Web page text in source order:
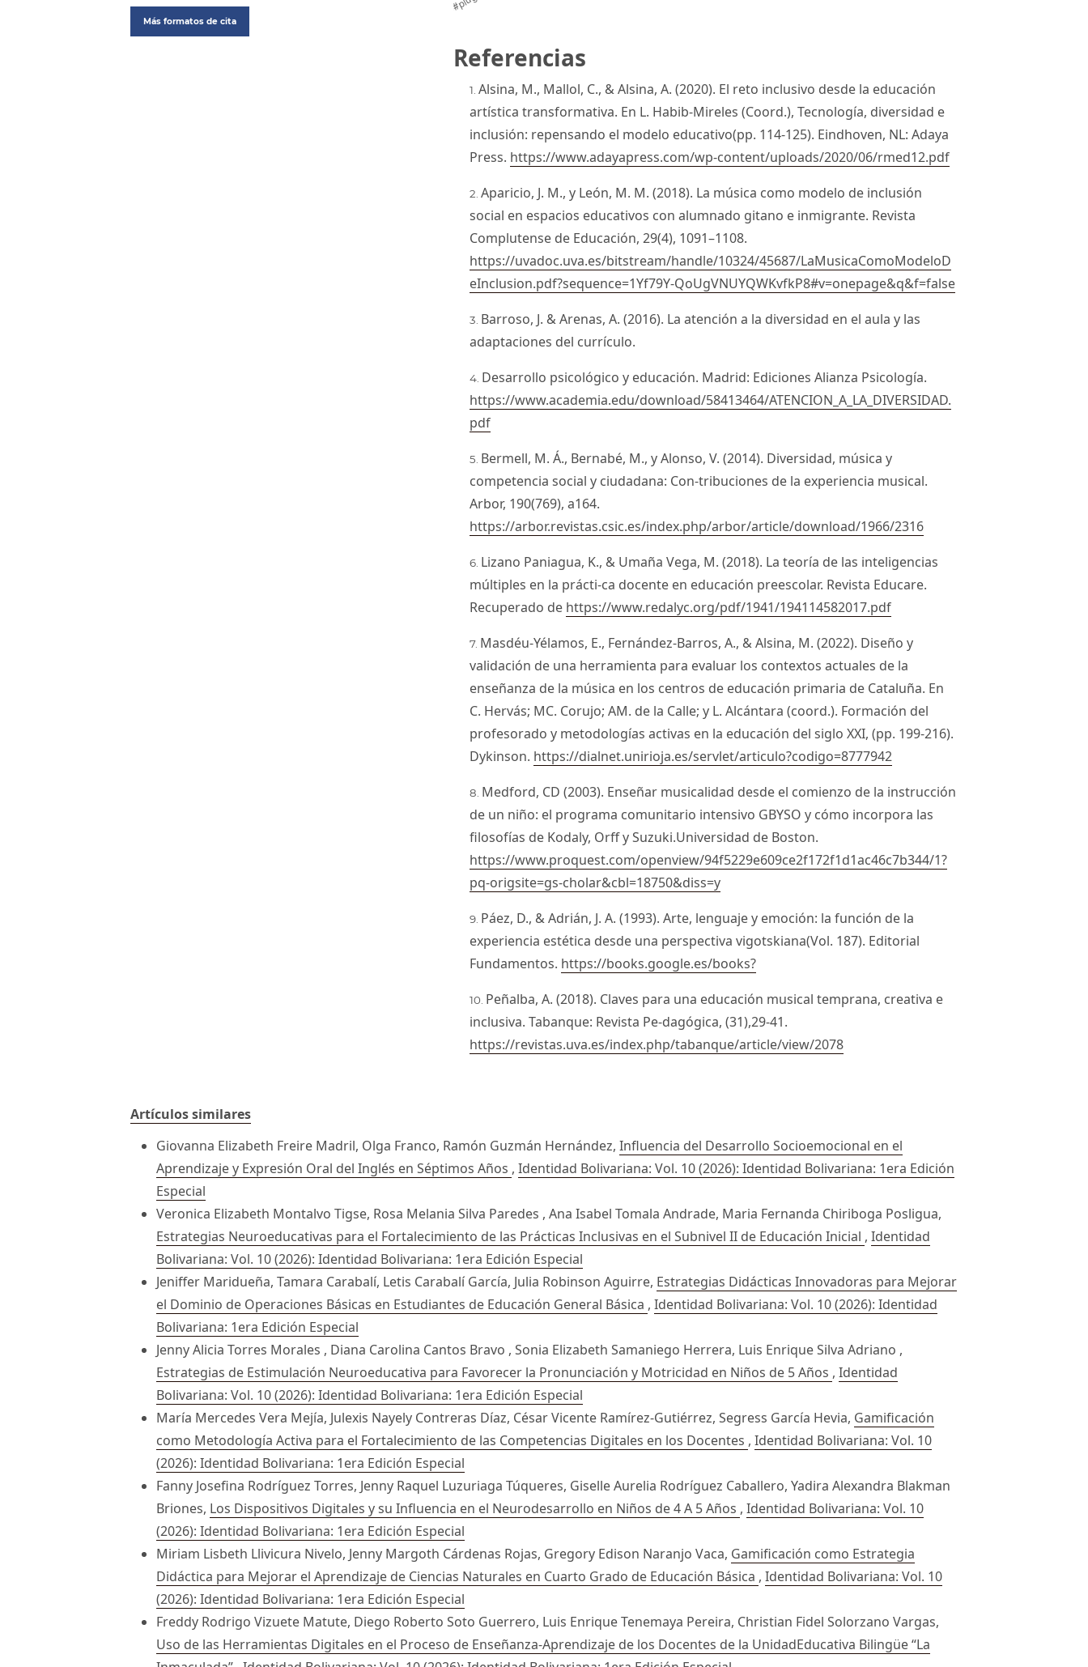
Más formatos de cita
Referencias
Alsina, M., Mallol, C., & Alsina, A. (2020). El reto inclusivo desde la educación
artística transformativa. En L. Habib-Mireles (Coord.), Tecnología, diversidad e
inclusión: repensando el modelo educativo(pp. 114-125). Eindhoven, NL: Adaya
Press. https://www.adayapress.com/wp-content/uploads/2020/06/rmed12.pdf
Aparicio, J. M., y León, M. M. (2018). La música como modelo de inclusión
social en espacios educativos con alumnado gitano e inmigrante. Revista
Complutense de Educación, 29(4), 1091–1108.
https://uvadoc.uva.es/bitstream/handle/10324/45687/LaMusicaComoModeloD
eInclusion.pdf?sequence=1Yf79Y-QoUgVNUYQWKvfkP8#v=onepage&q&f=false
Barroso, J. & Arenas, A. (2016). La atención a la diversidad en el aula y las
adaptaciones del currículo.
Desarrollo psicológico y educación. Madrid: Ediciones Alianza Psicología.
https://www.academia.edu/download/58413464/ATENCION_A_LA_DIVERSIDAD.
pdf
Bermell, M. Á., Bernabé, M., y Alonso, V. (2014). Diversidad, música y
competencia social y ciudadana: Con-tribuciones de la experiencia musical.
Arbor, 190(769), a164.
https://arbor.revistas.csic.es/index.php/arbor/article/download/1966/2316
Lizano Paniagua, K., & Umaña Vega, M. (2018). La teoría de las inteligencias
múltiples en la prácti-ca docente en educación preescolar. Revista Educare.
Recuperado de https://www.redalyc.org/pdf/1941/194114582017.pdf
Masdéu-Yélamos, E., Fernández-Barros, A., & Alsina, M. (2022). Diseño y
validación de una herramienta para evaluar los contextos actuales de la
enseñanza de la música en los centros de educación primaria de Cataluña. En
C. Hervás; MC. Corujo; AM. de la Calle; y L. Alcántara (coord.). Formación del
profesorado y metodologías activas en la educación del siglo XXI, (pp. 199-216).
Dykinson. https://dialnet.unirioja.es/servlet/articulo?codigo=8777942
Medford, CD (2003). Enseñar musicalidad desde el comienzo de la instrucción
de un niño: el programa comunitario intensivo GBYSO y cómo incorpora las
filosofías de Kodaly, Orff y Suzuki.Universidad de Boston.
https://www.proquest.com/openview/94f5229e609ce2f172f1d1ac46c7b344/1?
pq-origsite=gs-cholar&cbl=18750&diss=y
Páez, D., & Adrián, J. A. (1993). Arte, lenguaje y emoción: la función de la
experiencia estética desde una perspectiva vigotskiana(Vol. 187). Editorial
Fundamentos. https://books.google.es/books?
Peñalba, A. (2018). Claves para una educación musical temprana, creativa e
inclusiva. Tabanque: Revista Pe-dagógica, (31),29-41.
https://revistas.uva.es/index.php/tabanque/article/view/2078
Artículos similares
Giovanna Elizabeth Freire Madril, Olga Franco, Ramón Guzmán Hernández,Influencia del Desarrollo Socioemocional en el
Aprendizaje y Expresión Oral del Inglés en Séptimos Años ,Identidad Bolivariana: Vol. 10 (2026): Identidad Bolivariana: 1era Edición
Especial
Veronica Elizabeth Montalvo Tigse, Rosa Melania Silva Paredes , Ana Isabel Tomala Andrade, Maria Fernanda Chiriboga Posligua,
Estrategias Neuroeducativas para el Fortalecimiento de las Prácticas Inclusivas en el Subnivel II de Educación Inicial ,Identidad
Bolivariana: Vol. 10 (2026): Identidad Bolivariana: 1era Edición Especial
Jeniffer Maridueña, Tamara Carabalí, Letis Carabalí García, Julia Robinson Aguirre, Estrategias Didácticas Innovadoras para Mejorar
el Dominio de Operaciones Básicas en Estudiantes de Educación General Básica ,Identidad Bolivariana: Vol. 10 (2026): Identidad
Bolivariana: 1era Edición Especial
Jenny Alicia Torres Morales , Diana Carolina Cantos Bravo , Sonia Elizabeth Samaniego Herrera, Luis Enrique Silva Adriano ,
Estrategias de Estimulación Neuroeducativa para Favorecer la Pronunciación y Motricidad en Niños de 5 Años ,Identidad
Bolivariana: Vol. 10 (2026): Identidad Bolivariana: 1era Edición Especial
María Mercedes Vera Mejía, Julexis Nayely Contreras Díaz, César Vicente Ramírez-Gutiérrez, Segress García Hevia, Gamificación
como Metodología Activa para el Fortalecimiento de las Competencias Digitales en los Docentes ,Identidad Bolivariana: Vol. 10
(2026): Identidad Bolivariana: 1era Edición Especial
Fanny Josefina Rodríguez Torres, Jenny Raquel Luzuriaga Túqueres, Giselle Aurelia Rodríguez Caballero, Yadira Alexandra Blakman
Briones, Los Dispositivos Digitales y su Influencia en el Neurodesarrollo en Niños de 4 A 5 Años ,Identidad Bolivariana: Vol. 10
(2026): Identidad Bolivariana: 1era Edición Especial
Miriam Lisbeth Llivicura Nivelo, Jenny Margoth Cárdenas Rojas, Gregory Edison Naranjo Vaca, Gamificación como Estrategia
Didáctica para Mejorar el Aprendizaje de Ciencias Naturales en Cuarto Grado de Educación Básica ,Identidad Bolivariana: Vol. 10
(2026): Identidad Bolivariana: 1era Edición Especial
Freddy Rodrigo Vizuete Matute, Diego Roberto Soto Guerrero, Luis Enrique Tenemaya Pereira, Christian Fidel Solorzano Vargas,
Uso de las Herramientas Digitales en el Proceso de Enseñanza-Aprendizaje de los Docentes de la UnidadEducativa Bilingüe “La